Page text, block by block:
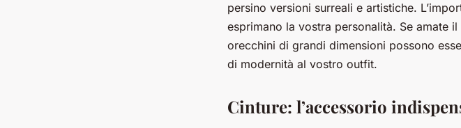
persino versioni surreali e artistiche.
esprimano la vostra personalità. Se amate
orecchini di grandi dimensioni possono
di modernità al vostro outfit.
Cinture: l’accessorio